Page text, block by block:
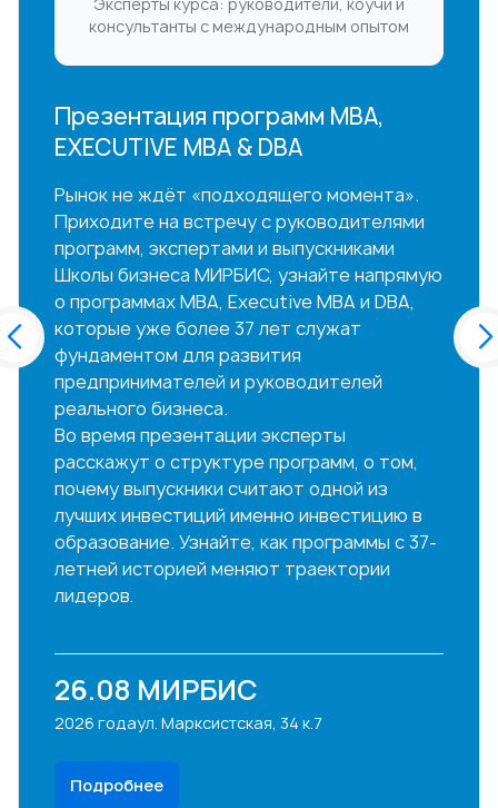
Старт MBA — 18 месяцев
Программа MBA МИРБИС — это
фундаментальная программа
управленческой переподготовки,
помогающая сформировать свое будущее,
не теряя связи с реальной ситуацией в
бизнесе.
25.09
2026 года
МИРБИС
ул. Марксистская, 34 к.7
Подробнее